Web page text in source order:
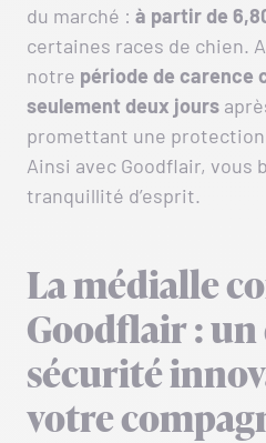
du marché : à partir de
certaines races de chien.
notre période de carence
seulement deux jours
promettant une
Ainsi avec Goodflair, vous
tranquillité d’esprit.
La médialle
Goodflair :
sécurité
votre